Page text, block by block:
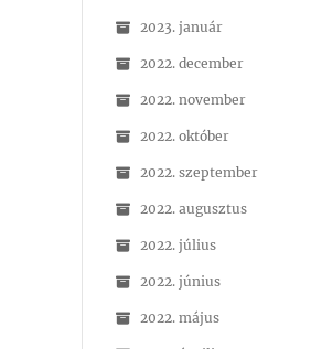
2023. január
2022. december
2022. november
2022. október
2022. szeptember
2022. augusztus
2022. július
2022. június
2022. május